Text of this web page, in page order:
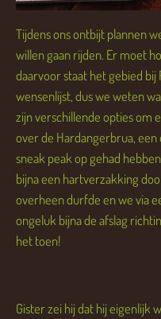
Tijdens ons ontbijt plannen
willen gaan rijden. Er moet
daarvoor staat het gebied bij
wensenlijst, dus we weten
zijn verschillende opties om
over de Hardangerbrua,
sneak peak op gehad
bijna een hartverzakking
overheen durfde en we via
ongeluk bijna de afslag
het toen!
Gister zei hij dat hij eigenlijk